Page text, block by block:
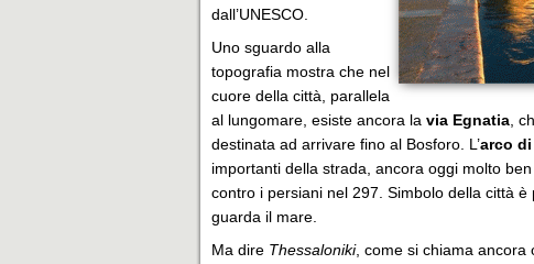
dall’UNESCO.
Uno sguardo alla
topografia mostra che nel
cuore della città, parallela
al lungomare, esiste ancora la via Egnatia ,
destinata ad arrivare fino al Bosforo. L’arco
importanti della strada, ancora oggi molto
contro i persiani nel 297. Simbolo della città è
guarda il mare.
Ma dire Thessaloniki, come si chiama ancora